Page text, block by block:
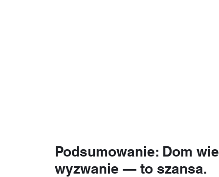
Podsumowanie: Dom
wyzwanie — to szansa.